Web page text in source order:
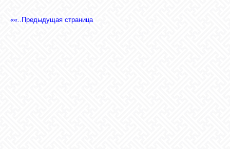
««..Предыдущая страница